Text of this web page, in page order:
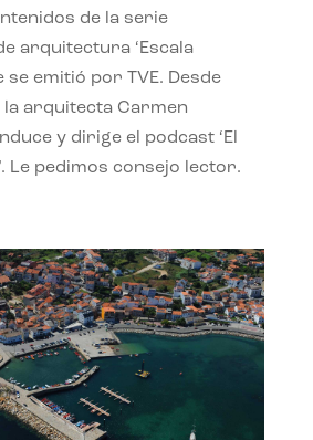
de la serie
arquitectura ‘Escala
se emitió por TVE. Desde
la arquitecta Carmen
y dirige el podcast ‘El
Le pedimos consejo lector.